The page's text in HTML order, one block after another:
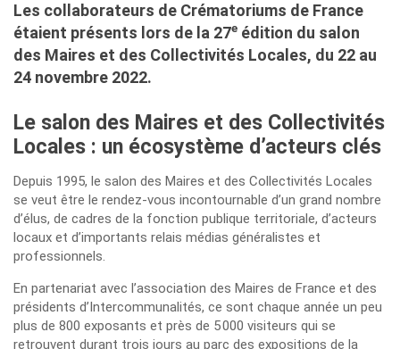
Les collaborateurs de Crématoriums de France
étaient présents lors de la 27e édition du salon
des Maires et des Collectivités Locales, du 22 au
24 novembre 2022.
Le salon des Maires et des Collectivités
Locales : un écosystème d’acteurs clés
Depuis 1995, le salon des Maires et des Collectivités Locales
se veut être le rendez-vous incontournable d’un grand nombre
d’élus, de cadres de la fonction publique territoriale, d’acteurs
locaux et d’importants relais médias généralistes et
professionnels.
En partenariat avec l’association des Maires de France et des
présidents d’Intercommunalités, ce sont chaque année un peu
plus de 800 exposants et près de 5 000 visiteurs qui se
retrouvent durant trois jours au parc des expositions de la